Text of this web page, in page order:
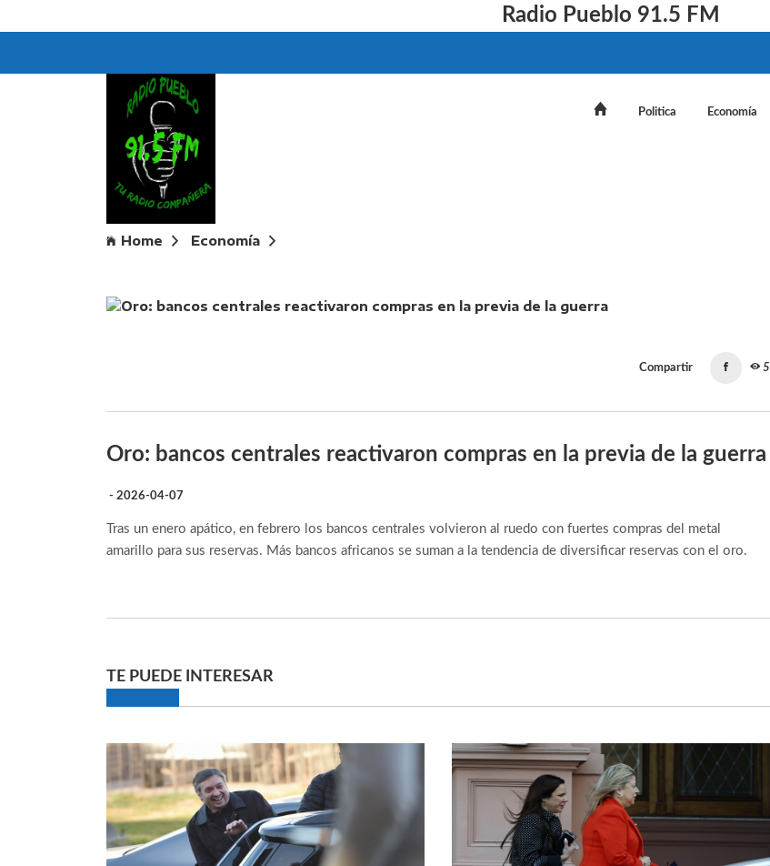
Radio Pueblo 91.5 FM
Politica Economía
Home Economía
Compartir 5
Oro: bancos centrales reactivaron compras en la previa de la guerra
- 2026-04-07
Tras un enero apático, en febrero los bancos centrales volvieron al ruedo con fuertes compras del metal
amarillo para sus reservas. Más bancos africanos se suman a la tendencia de diversificar reservas con el oro.
TE PUEDE INTERESAR